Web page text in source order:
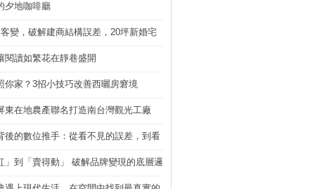
夕地咖啡廳
變，破解建商結構誤差，20坪新婚宅
閱讀如繁花在靜巷盛開
你家？3招小技巧改善西曬房窘境
東在地農產聯名打造南台灣觀光工廠
後的數位推手：從看不見的誤差，到看
」到「賣得動」 破解品牌變現的底層邏